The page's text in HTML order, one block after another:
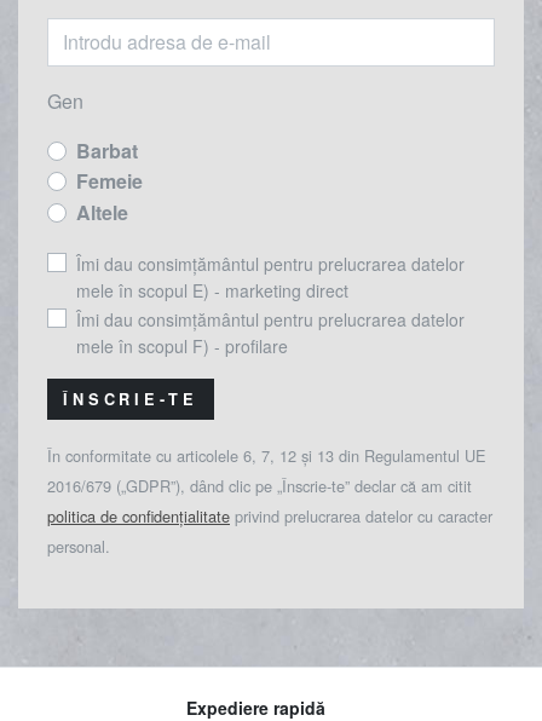
Gen
Barbat
Femeie
Altele
Îmi dau consimțământul pentru prelucrarea datelor
mele în scopul E) - marketing direct
Îmi dau consimțământul pentru prelucrarea datelor
mele în scopul F) - profilare
ÎNSCRIE-TE
În conformitate cu articolele 6, 7, 12 și 13 din Regulamentul UE
2016/679 („GDPR”), dând clic pe „Înscrie-te” declar că am citit
politica de confidențialitate privind prelucrarea datelor cu caracter
personal.
Expediere rapidă